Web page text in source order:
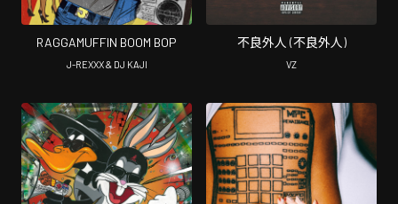
RAGGAMUFFIN BOOM BOP
J-REXXX & DJ KAJI
不良外人 (不良外人)
VZ